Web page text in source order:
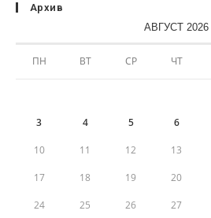
Архив
АВГУСТ 2026
ПН ВТ СР ЧТ
3 4 5 6
10 11 12 13
17 18 19 20
24 25 26 27